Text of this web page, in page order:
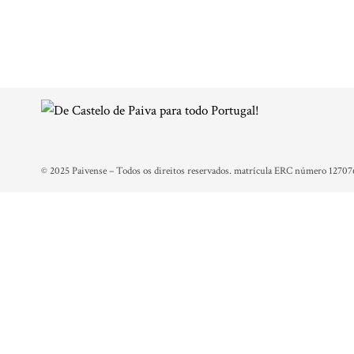
© 2025 Paivense – Todos os direitos reservados. matrícula ERC número